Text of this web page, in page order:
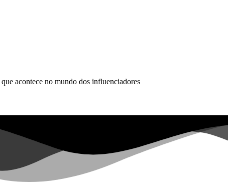
acontece no mundo dos influenciadores